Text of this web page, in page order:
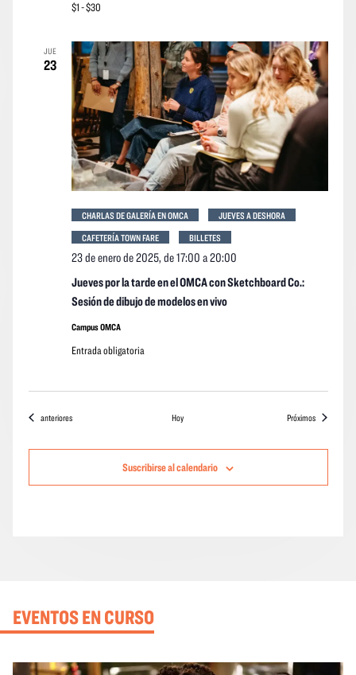
$1 - $30
JUE
23
Jueves por la tarde en el OMCA con Sketchboard Co.:
Sesión de dibujo de modelos en vivo
23 de enero de 2025, de 17:00 a20:00
CHARLAS DE GALERÍA EN OMCA
JUEVES A DESHORA
CAFETERÍA TOWN FARE
BILLETES
Campus OMCA
Entrada obligatoria
Eventos
anteriores Hoy Próximoseventos
Suscribirse al calendario
EVENTOS EN CURSO